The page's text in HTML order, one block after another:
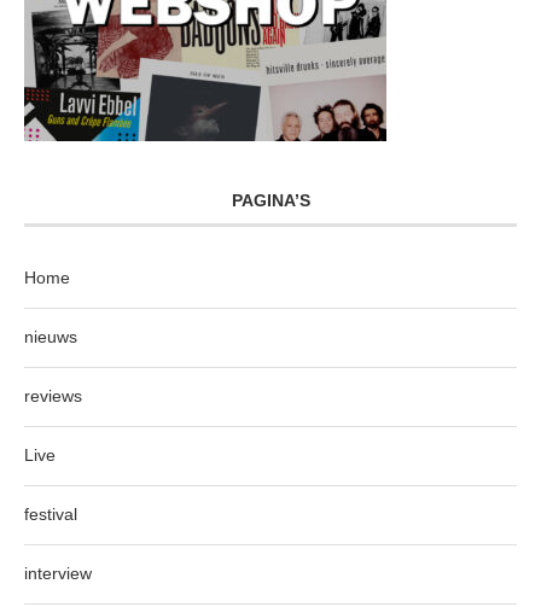
PAGINA’S
Home
nieuws
reviews
Live
festival
interview